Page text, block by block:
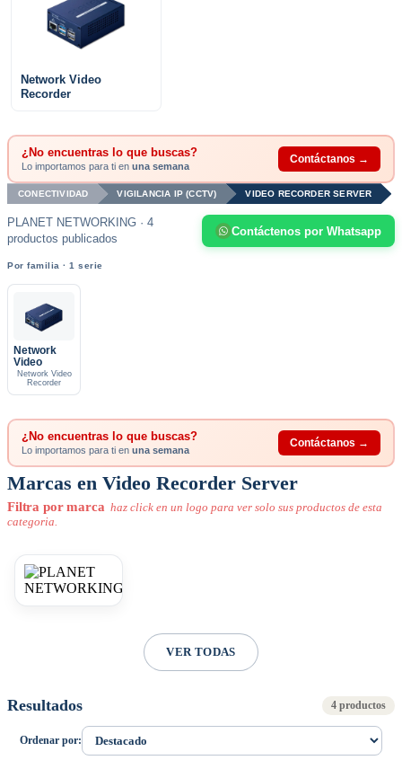
Network Video
Recorder
¿No encuentras lo que buscas?
Lo importamos para ti en una semana
Contáctanos →
CONECTIVIDAD VIGILANCIA IP (CCTV) VIDEO RECORDER SERVER
PLANET NETWORKING · 4
productos publicados
Contáctenos por Whatsapp
Por familia · 1 serie
Network
Video
Network Video
Recorder
¿No encuentras lo que buscas?
Lo importamos para ti en una semana
Contáctanos →
Marcas en Video Recorder Server
Filtra por marca haz click en un logo para ver solo sus productos de esta
categoria.
VER TODAS
Resultados 4 productos
Ordenar por: